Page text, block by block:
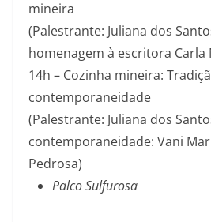
mineira
(Palestrante: Juliana dos
homenagem à escritora Carla
14h – Cozinha mineira:
contemporaneidade
(Palestrante: Juliana dos
contemporaneidade: Vani
Pedrosa)
Palco Sulfurosa